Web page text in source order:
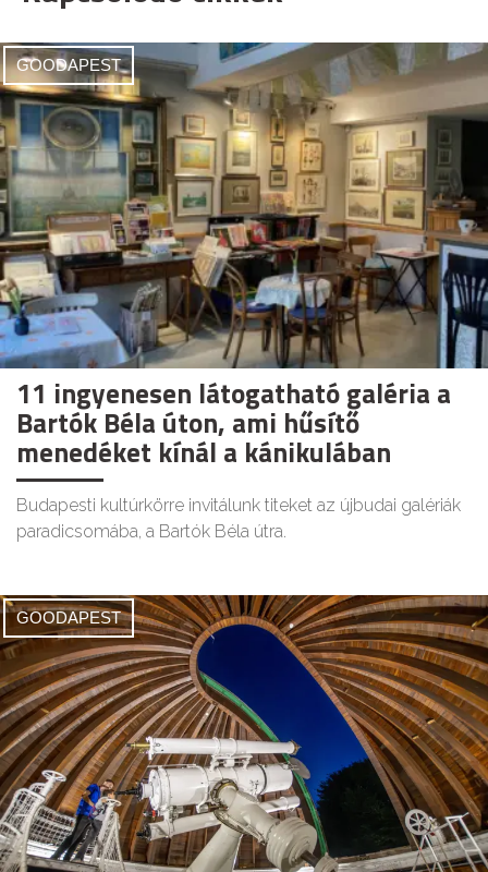
GOODAPEST
11 ingyenesen látogatható galéria a
Bartók Béla úton, ami hűsítő
menedéket kínál a kánikulában
Budapesti kultúrkörre invitálunk titeket az újbudai galériák
paradicsomába, a Bartók Béla útra.
GOODAPEST